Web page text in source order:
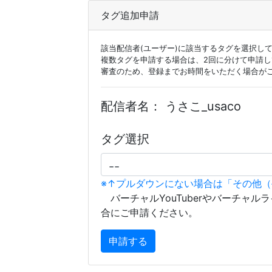
タグ追加申請
該当配信者(ユーザー)に該当するタグを選択し
複数タグを申請する場合は、2回に分けて申請
審査のため、登録までお時間をいただく場合が
配信者名： うさこ_usaco
タグ選択
※↑プルダウンにない場合は「その他
バーチャルYouTuberやバーチャル
合にご申請ください。
申請する